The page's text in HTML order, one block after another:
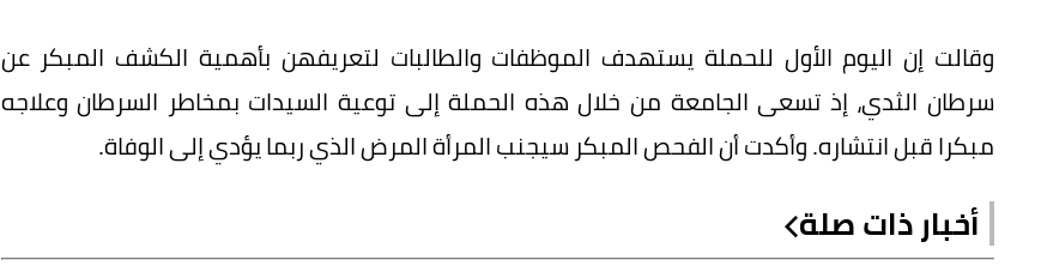
وقالت إن اليوم الأول للحملة يستهدف الموظفات والطالبات لتعريفهن بأهمية الكشف المبكر عن
سرطان الثدي، إذ تسعى الجامعة من خلال هذه الحملة إلى توعية السيدات بمخاطر السرطان وعلاجه
مبكرا قبل انتشاره. وأكدت أن الفحص المبكر سيجنب المرأة المرض الذي ربما يؤدي إلى الوفاة.
أخبار ذات صلة